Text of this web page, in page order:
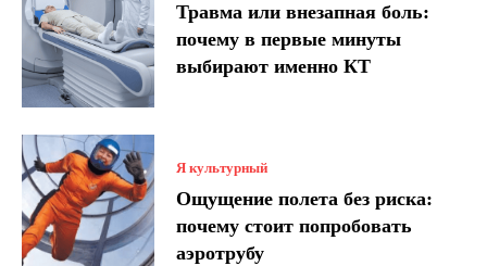
Травма или внезапная боль:
почему в первые минуты
выбирают именно КТ
Я культурный
Ощущение полета без риска:
почему стоит попробовать
аэротрубу